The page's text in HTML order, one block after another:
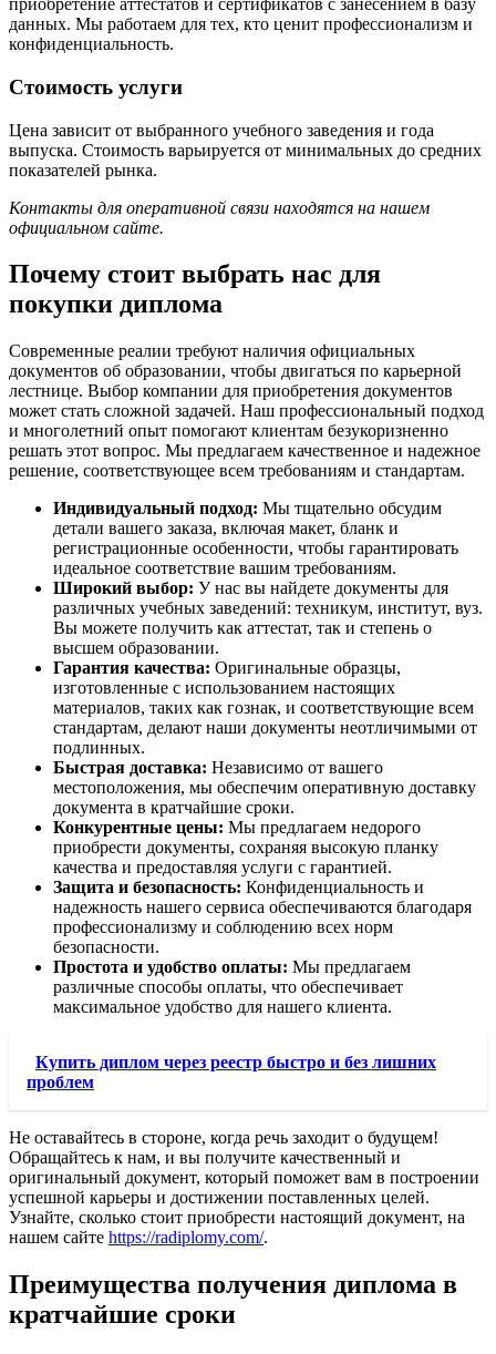
приобретение аттестатов и сертификатов с занесением в базу
данных. Мы работаем для тех, кто ценит профессионализм и
конфиденциальность.
Стоимость услуги
Цена зависит от выбранного учебного заведения и года
выпуска. Стоимость варьируется от минимальных до средних
показателей рынка.
Контакты для оперативной связи находятся на нашем
официальном сайте.
Почему стоит выбрать нас для
покупки диплома
Современные реалии требуют наличия официальных
документов об образовании, чтобы двигаться по карьерной
лестнице. Выбор компании для приобретения документов
может стать сложной задачей. Наш профессиональный подход
и многолетний опыт помогают клиентам безукоризненно
решать этот вопрос. Мы предлагаем качественное и надежное
решение, соответствующее всем требованиям и стандартам.
Индивидуальный подход: Мы тщательно обсудим
детали вашего заказа, включая макет, бланк и
регистрационные особенности, чтобы гарантировать
идеальное соответствие вашим требованиям.
Широкий выбор: У нас вы найдете документы для
различных учебных заведений: техникум, институт, вуз.
Вы можете получить как аттестат, так и степень о
высшем образовании.
Гарантия качества: Оригинальные образцы,
изготовленные с использованием настоящих
материалов, таких как гознак, и соответствующие всем
стандартам, делают наши документы неотличимыми от
подлинных.
Быстрая доставка: Независимо от вашего
местоположения, мы обеспечим оперативную доставку
документа в кратчайшие сроки.
Конкурентные цены: Мы предлагаем недорого
приобрести документы, сохраняя высокую планку
качества и предоставляя услуги с гарантией.
Защита и безопасность: Конфиденциальность и
надежность нашего сервиса обеспечиваются благодаря
профессионализму и соблюдению всех норм
безопасности.
Простота и удобство оплаты: Мы предлагаем
различные способы оплаты, что обеспечивает
максимальное удобство для нашего клиента.
Купить диплом через реестр быстро и без лишних
проблем
Не оставайтесь в стороне, когда речь заходит о будущем!
Обращайтесь к нам, и вы получите качественный и
оригинальный документ, который поможет вам в построении
успешной карьеры и достижении поставленных целей.
Узнайте, сколько стоит приобрести настоящий документ, на
нашем сайте https://radiplomy.com/.
Преимущества получения диплома в
кратчайшие сроки